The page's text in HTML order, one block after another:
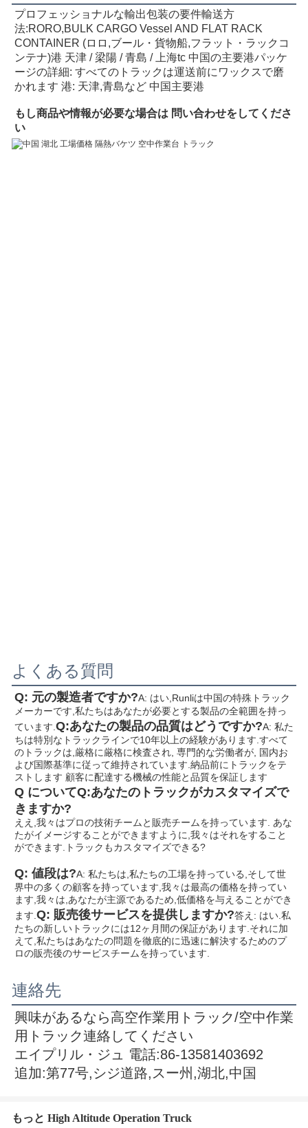
プロフェッショナルな輸出包装の要件輸送方
法:RORO,BULK CARGO Vessel AND FLAT RACK
CONTAINER (ロロ,ブール・貨物船,フラット・ラックコ
ンテナ)港 天津 / 梁陽 / 青島 / 上海tc 中国の主要港パッケ
ージの詳細: すべてのトラックは運送前にワックスで磨
かれます 港: 天津,青島など 中国主要港
もし商品や情報が必要な場合は 問い合わせをしてくださ
い
よくある質問
Q: 元の製造者ですか?A: はい,Runliは中国の特殊トラック
メーカーです,私たちはあなたが必要とする製品の全範囲を持っ
ています. Q:あなたの製品の品質はどうですか?A: 私た
ちは特別なトラックラインで10年以上の経験があります.すべて
のトラックは,厳格に厳格に検査され, 専門的な労働者が, 国内お
よび国際基準に従って維持されています.納品前にトラックをテ
ストします 顧客に配達する機械の性能と品質を保証します
Q についてQ:あなたのトラックがカスタマイズで
きますか?
ええ,我々はプロの技術チームと販売チームを持っています. あな
たがイメージすることができますように,我々はそれをすること
ができます.
トラックもカスタマイズできる?
Q: 値段は?A: 私たちは,私たちの工場を持っている,そして世
界中の多くの顧客を持っています,我々は最高の価格を持ってい
ます,我々は,あなたが主源であるため,低価格を与えることができ
ます. Q: 販売後サービスを提供しますか?答え: はい.私
たちの新しいトラックには12ヶ月間の保証があります.それに加
えて,私たちはあなたの問題を徹底的に迅速に解決するためのプ
ロの販売後のサービスチームを持っています.
連絡先
興味があるなら高空作業用トラック/空中作業
用トラック連絡してください
エイプリル・ジュ 電話:86-13581403692
追加:第77号,シジ道路,スー州,湖北,中国
もっと High Altitude Operation Truck